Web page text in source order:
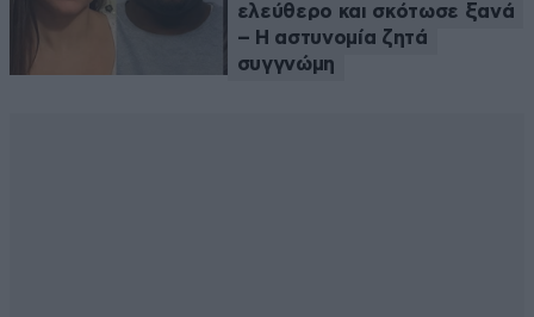
ελεύθερο και σκότωσε ξανά
– Η αστυνομία ζητά
συγγνώμη